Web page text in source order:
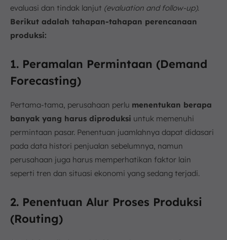
evaluasi dan tindak lanjut (evaluation and follow-up).
Berikut adalah tahapan-tahapan perencanaan
produksi:
1. Peramalan Permintaan (Demand
Forecasting)
Pertama-tama, perusahaan perlu menentukan berapa
banyak yang harus diproduksi untuk memenuhi
permintaan pasar. Penentuan juamlahnya dapat didasari
pada data histori penjualan sebelumnya, namun
perusahaan juga harus memperhatikan faktor lain
seperti tren dan situasi ekonomi yang sedang terjadi.
2. Penentuan Alur Proses Produksi
(Routing)